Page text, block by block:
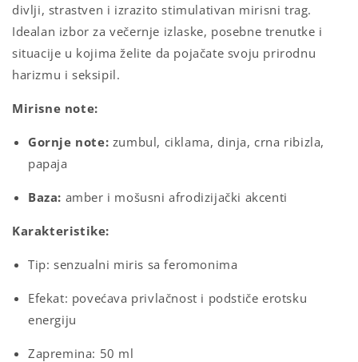
divlji, strastven i izrazito stimulativan mirisni trag.
Idealan izbor za večernje izlaske, posebne trenutke i
situacije u kojima želite da pojačate svoju prirodnu
harizmu i seksipil.
Mirisne note:
Gornje note: zumbul, ciklama, dinja, crna ribizla,
papaja
Baza: amber i mošusni afrodizijački akcenti
Karakteristike:
Tip: senzualni miris sa feromonima
Efekat: povećava privlačnost i podstiče erotsku
energiju
Zapremina: 50 ml